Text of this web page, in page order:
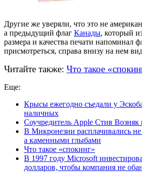
Другие же уверяли, что это не
а предыдущий флаг Канады, который
размера и качества печати напоминал
присмотреться, справа внизу на нем
Читайте также: Что такое
Еще:
Крысы ежегодно съедали у
наличных
Соучредитель Apple Стив Возняк
В Микронезии расплачивались
а каменными глыбами
Что такое «спокинг»
В 1997 году Microsoft
долларов, чтобы компания не